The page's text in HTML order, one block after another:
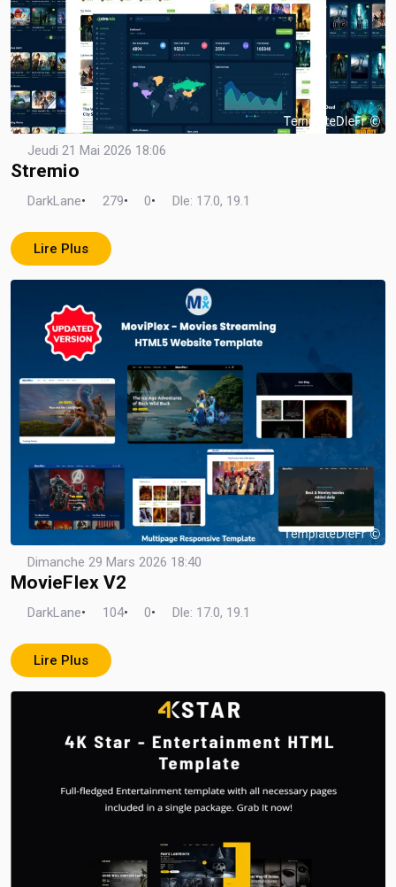
Jeudi 21 Mai 2026 18:06
Stremio
DarkLane• 279• 0• Dle: 17.0, 19.1
Lire Plus
Dimanche 29 Mars 2026 18:40
MovieFlex V2
DarkLane• 104• 0• Dle: 17.0, 19.1
Lire Plus